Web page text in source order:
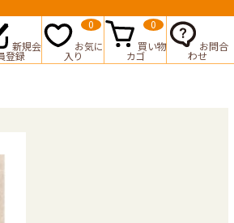
新規会
登録
お気に
入り
0
買い物
カゴ
0
お問合
わせ